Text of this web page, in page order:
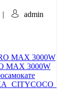
| admin
MАX 3000W
MАX 3000W
WS-